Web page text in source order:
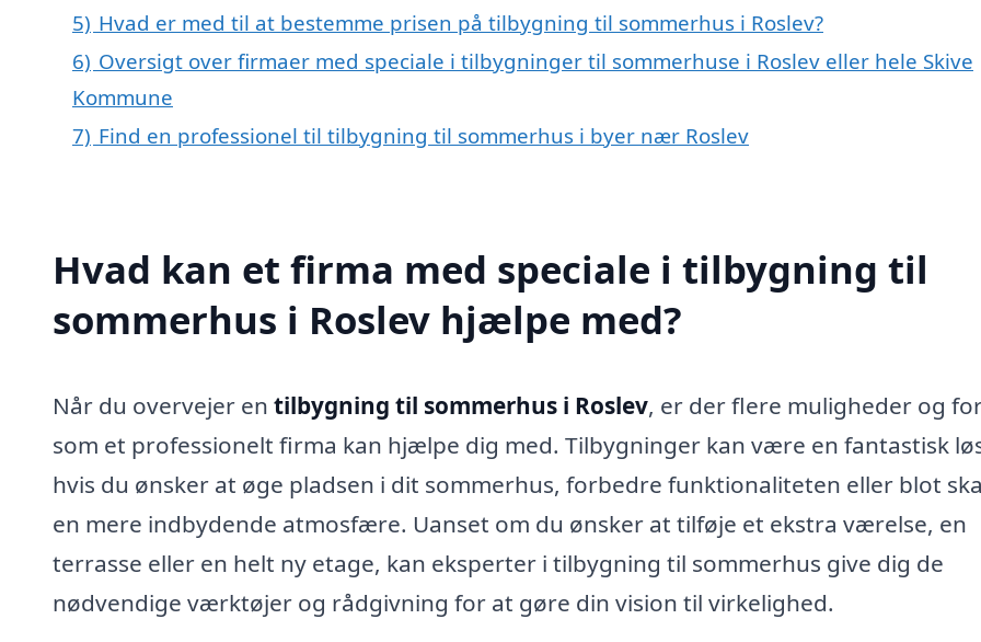
5) Hvad er med til at bestemme prisen på tilbygning til sommerhus i Roslev?
6) Oversigt over firmaer med speciale i tilbygninger til sommerhuse i Roslev eller hele Skive
Kommune
7) Find en professionel til tilbygning til sommerhus i byer nær Roslev
Hvad kan et firma med speciale i tilbygning til
sommerhus i Roslev hjælpe med?
Når du overvejer en tilbygning til sommerhus i Roslev, er der flere muligheder og
som et professionelt firma kan hjælpe dig med. Tilbygninger kan være en fantastisk
hvis du ønsker at øge pladsen i dit sommerhus, forbedre funktionaliteten eller blot
en mere indbydende atmosfære. Uanset om du ønsker at tilføje et ekstra værelse, en
terrasse eller en helt ny etage, kan eksperter i tilbygning til sommerhus give dig de
nødvendige værktøjer og rådgivning for at gøre din vision til virkelighed.